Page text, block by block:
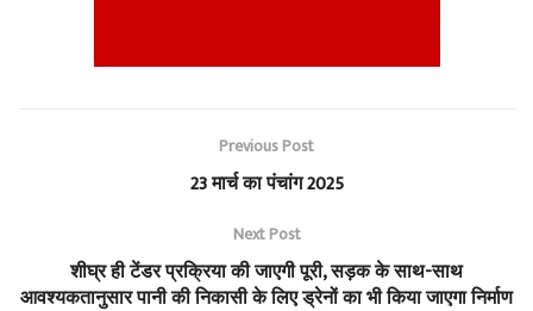
Previous Post
23 मार्च का पंचांग 2025
Next Post
शीघ्र ही टेंडर प्रक्रिया की जाएगी पूरी, सड़क के साथ-साथ
आवश्यकतानुसार पानी की निकासी के लिए ड्रेनों का भी किया जाएगा निर्माण